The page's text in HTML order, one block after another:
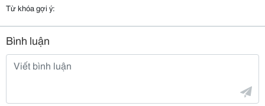
Từ khóa gợi ý:
Bình luận